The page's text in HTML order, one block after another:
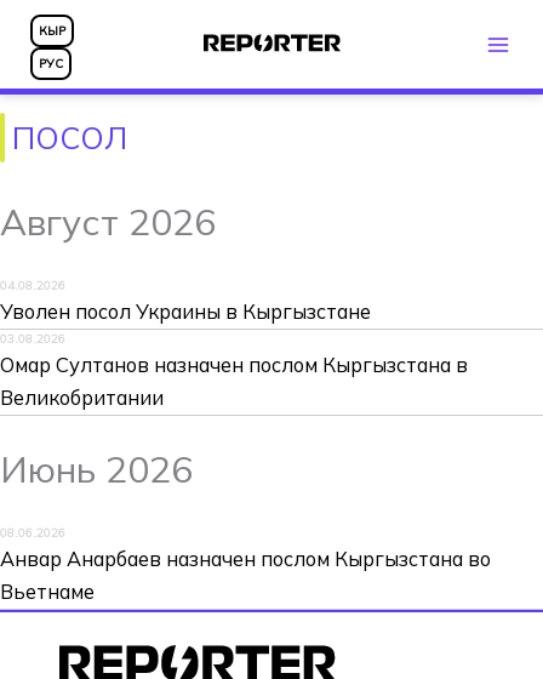
Перейти
содержимому
КЫР
РУС
ПОСОЛ
Август 2026
04.08.2026
Уволен посол Украины в Кыргызстане
03.08.2026
Омар Султанов назначен послом Кыргызстана в
Великобритании
Июнь 2026
08.06.2026
Анвар Анарбаев назначен послом Кыргызстана во
Вьетнаме